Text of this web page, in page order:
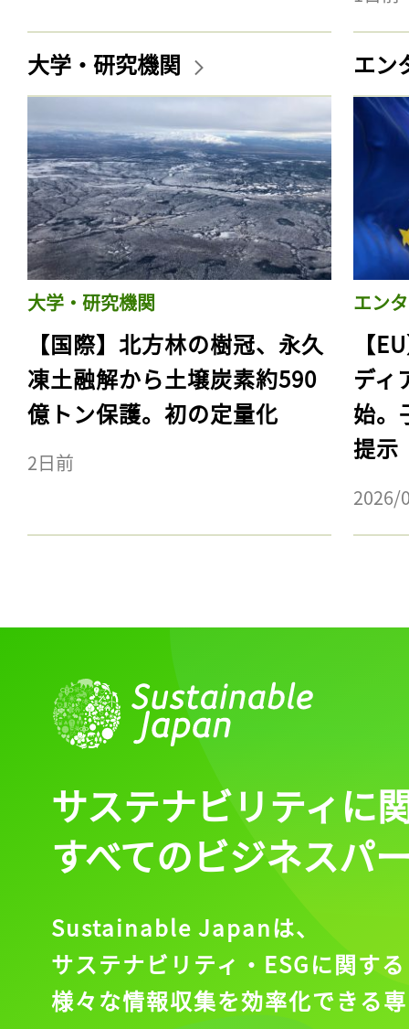
大学・研究機関
大学・研究機関
【国際】北方林の樹冠、永久
凍土融解から土壌炭素約590
億トン保護。初の定量化
2日前
エン
エン
【
ディ
始。
提示
2026/
サステナビリティに
すべてのビジネスパ
Sustainable Japanは、
サステナビリティ・ESGに関する
様々な情報収集を効率化できる